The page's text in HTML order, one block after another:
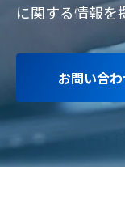
に関する情報を
お問い合